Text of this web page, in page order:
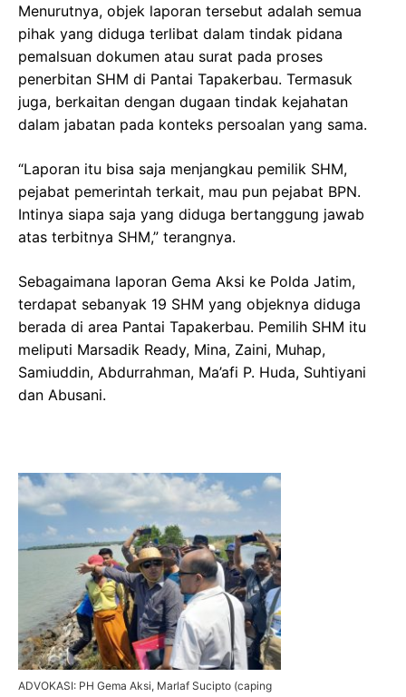
Menurutnya, objek laporan tersebut adalah semua
pihak yang diduga terlibat dalam tindak pidana
pemalsuan dokumen atau surat pada proses
penerbitan SHM di Pantai Tapakerbau. Termasuk
juga, berkaitan dengan dugaan tindak kejahatan
dalam jabatan pada konteks persoalan yang sama.
“Laporan itu bisa saja menjangkau pemilik SHM,
pejabat pemerintah terkait, mau pun pejabat BPN.
Intinya siapa saja yang diduga bertanggung jawab
atas terbitnya SHM,” terangnya.
Sebagaimana laporan Gema Aksi ke Polda Jatim,
terdapat sebanyak 19 SHM yang objeknya diduga
berada di area Pantai Tapakerbau. Pemilih SHM itu
meliputi Marsadik Ready, Mina, Zaini, Muhap,
Samiuddin, Abdurrahman, Ma’afi P. Huda, Suhtiyani
dan Abusani.
ADVOKASI: PH Gema Aksi, Marlaf Sucipto (caping